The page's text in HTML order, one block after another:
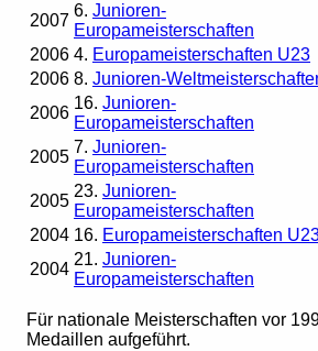
2007
6. Junioren-
Europameisterschaften
2006 4. Europameisterschaften U23
2006 8. Junioren-
2006
16. Junioren-
Europameisterschaften
2005
7. Junioren-
Europameisterschaften
2005
23. Junioren-
Europameisterschaften
2004 16. Europameisterschaften
2004
21. Junioren-
Europameisterschaften
Für nationale Meisterschaften vor
Medaillen aufgeführt.